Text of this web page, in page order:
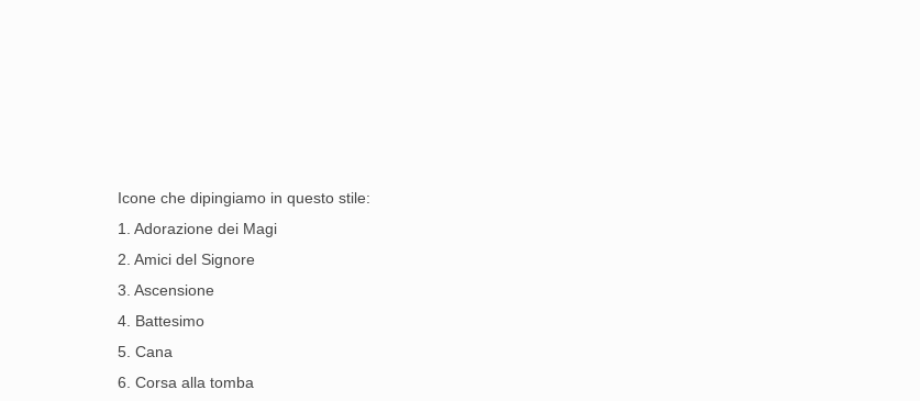
Icone che dipingiamo in questo stile:
1. Adorazione dei Magi
2. Amici del Signore
3. Ascensione
4. Battesimo
5. Cana
6. Corsa alla tomba